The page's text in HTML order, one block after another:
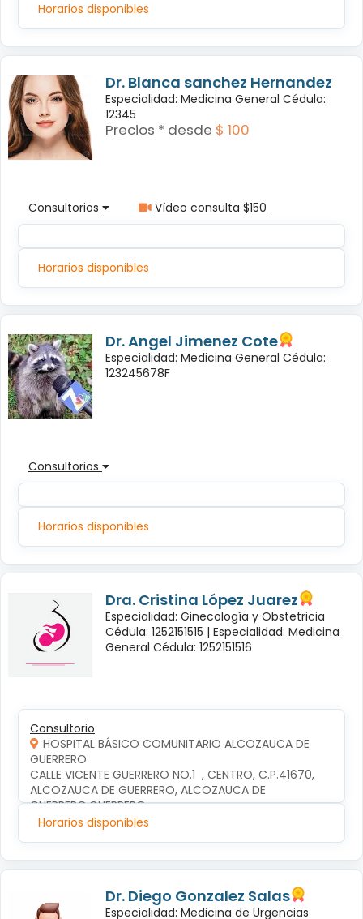
Horarios disponibles
Dr. Blanca sanchez Hernandez
Especialidad: Medicina General Cédula:
12345
Precios * desde $ 100
Consultorios Vídeo consulta $150
Horarios disponibles
Dr. Angel Jimenez Cote
Especialidad: Medicina General Cédula:
123245678F
Consultorios
Horarios disponibles
Dra. Cristina López Juarez
Especialidad: Ginecología y Obstetricia
Cédula: 1252151515 | Especialidad: Medicina
General Cédula: 1252151516
Consultorio
HOSPITAL BÁSICO COMUNITARIO ALCOZAUCA DE
GUERRERO
CALLE VICENTE GUERRERO NO.1  , CENTRO, C.P.41670,
ALCOZAUCA DE GUERRERO, ALCOZAUCA DE
GUERRERO,GUERRERO
Horarios disponibles
Dr. Diego Gonzalez Salas
Especialidad: Medicina de Urgencias